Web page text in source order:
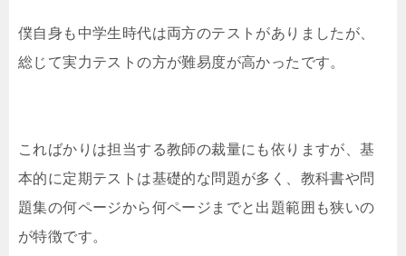
僕自身も中学生時代は両方のテストがありましたが、
総じて実力テストの方が難易度が高かったです。
こればかりは担当する教師の裁量にも依りますが、基
本的に定期テストは基礎的な問題が多く、教科書や問
題集の何ページから何ページまでと出題範囲も狭いの
が特徴です。